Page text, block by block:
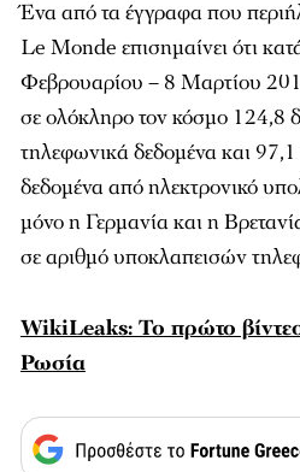
Ένα από τα έγγραφα που
Le Monde επισημαίνει ότι
Φεβρουαρίου – 8 Μαρτίου
σε ολόκληρο τον κόσμο 124,8
τηλεφωνικά δεδομένα και
δεδομένα από ηλεκτρονικό
μόνο η Γερμανία και η
σε αριθμό υποκλαπεισών
WikiLeaks: To πρώτο
Ρωσία